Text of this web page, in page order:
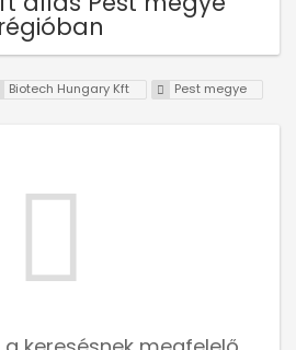
régióban
Biotech Hungary Kft Pest megye